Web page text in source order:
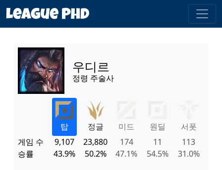
우디르
정령 주술사
탑 정글 미드 원딜
서폿
게임 수
9,107 23,880 174 11
113
승률
43.9% 50.2% 47.1% 54.5% 31.0%